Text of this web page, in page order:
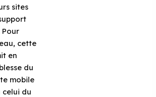
sites
Pour
cette
en
du
mobile
du